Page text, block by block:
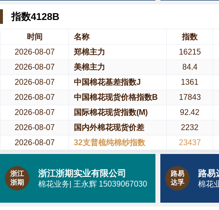
指数4128B
时间 名称
指数
2026-08-07
郑棉主力
16215
2026-08-07
美棉主力
84.4
2026-08-07
中国棉花基差指数J
1361
2026-08-07
中国棉花现货价格指数B
17843
2026-08-07
国际棉花现货指数(M)
92.42
2026-08-07
国内外棉花现货价差
2232
2026-08-07
32支普梳纯棉纱指数 23437
浙江
浙期
浙江浙期实业有限公司
棉花业务| 王永辉 15039067030
路易
达孚
棉花